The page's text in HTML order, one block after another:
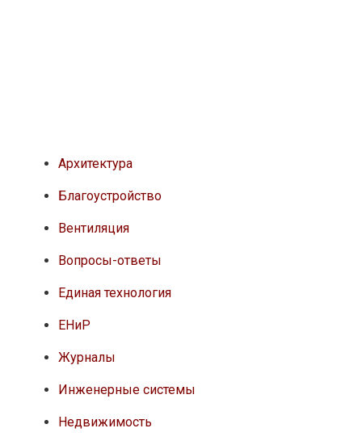
Архитектура
Благоустройство
Вентиляция
Вопросы-ответы
Единая технология
ЕНиР
Журналы
Инженерные системы
Недвижимость